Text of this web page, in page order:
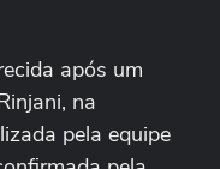
após um
na
pela equipe